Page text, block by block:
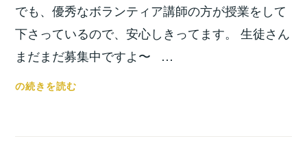
でも、優秀なボランティア講師の方が授業をして
下さっているので、安心しきってます。 生徒さん
まだまだ募集中ですよ〜 …
塾
の続きを読む